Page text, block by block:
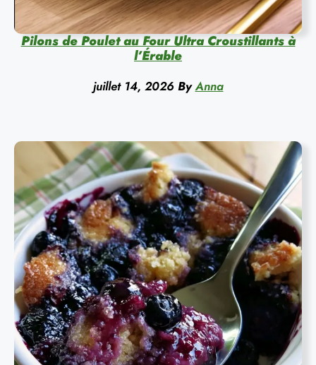
Pilons de Poulet au Four Ultra Croustillants à
l’Érable
juillet 14, 2026 By Anna